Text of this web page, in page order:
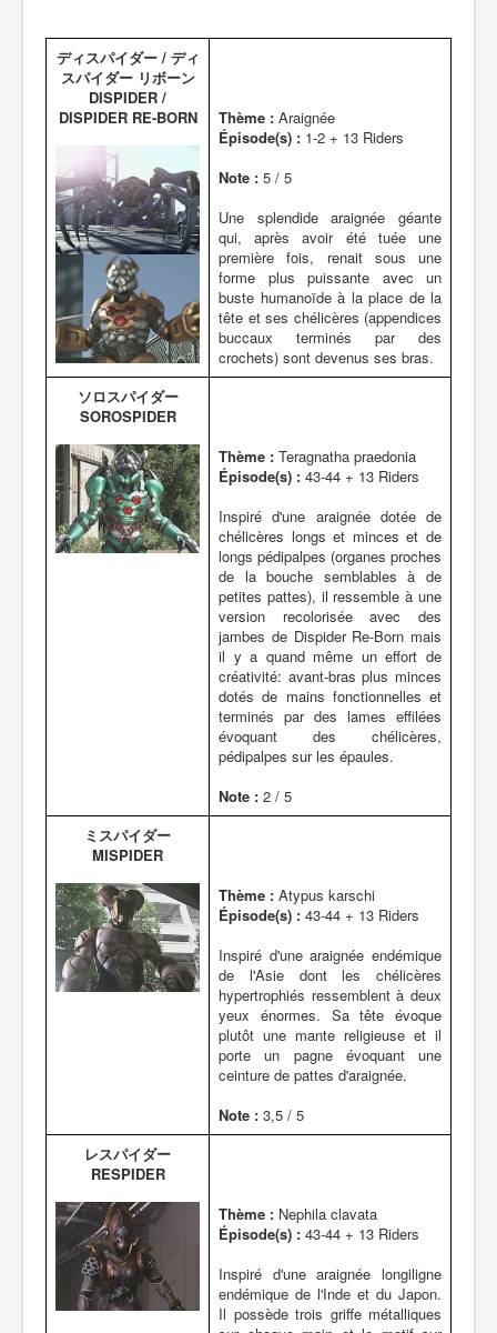
ディスパイダー / ディ
スパイダー リボーン
DISPIDER /
DISPIDER RE-BORN
Thème : Araignée
Épisode(s) : 1-2 + 13 Riders
Note : 5 / 5
Une splendide araignée géante
qui, après avoir été tuée une
première fois, renait sous une
forme plus puissante avec un
buste humanoïde à la place de la
tête et ses chélicères (appendices
buccaux terminés par des
crochets) sont devenus ses bras.
ソロスパイダー
SOROSPIDER
Thème : Teragnatha praedonia
Épisode(s) : 43-44 + 13 Riders
Inspiré d'une araignée dotée de
chélicères longs et minces et de
longs pédipalpes (organes proches
de la bouche semblables à de
petites pattes), il ressemble à une
version recolorisée avec des
jambes de Dispider Re-Born mais
il y a quand même un effort de
créativité: avant-bras plus minces
dotés de mains fonctionnelles et
terminés par des lames effilées
évoquant des chélicères,
pédipalpes sur les épaules.
Note : 2 / 5
ミスパイダー
MISPIDER
Thème : Atypus karschi
Épisode(s) : 43-44 + 13 Riders
Inspiré d'une araignée endémique
de l'Asie dont les chélicères
hypertrophiés ressemblent à deux
yeux énormes. Sa tête évoque
plutôt une mante religieuse et il
porte un pagne évoquant une
ceinture de pattes d'araignée.
Note : 3,5 / 5
レスパイダー
RESPIDER
Thème : Nephila clavata
Épisode(s) : 43-44 + 13 Riders
Inspiré d'une araignée longiligne
endémique de l'Inde et du Japon.
Il possède trois griffe métalliques